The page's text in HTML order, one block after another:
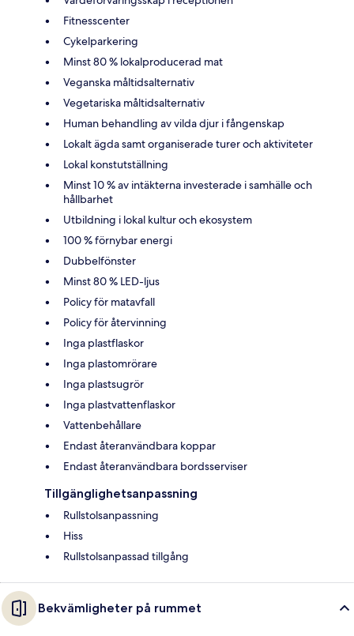
Fitnesscenter
Cykelparkering
Minst 80 % lokalproducerad mat
Veganska måltidsalternativ
Vegetariska måltidsalternativ
Human behandling av vilda djur i fångenskap
Lokalt ägda samt organiserade turer och aktiviteter
Lokal konstutställning
Minst 10 % av intäkterna investerade i samhälle och
hållbarhet
Utbildning i lokal kultur och ekosystem
100 % förnybar energi
Dubbelfönster
Minst 80 % LED-ljus
Policy för matavfall
Policy för återvinning
Inga plastflaskor
Inga plastomrörare
Inga plastsugrör
Inga plastvattenflaskor
Vattenbehållare
Endast återanvändbara koppar
Endast återanvändbara bordsserviser
Tillgänglighetsanpassning
Rullstolsanpassning
Hiss
Rullstolsanpassad tillgång
Bekvämligheter på rummet